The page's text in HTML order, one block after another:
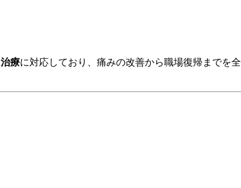
療に対応しており、痛みの改善から職場復帰までを